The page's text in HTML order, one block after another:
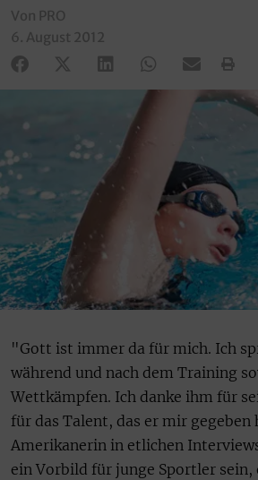
Von PRO
6. August 2012
"Gott ist immer da für mich. Ich
während und nach dem Training
Wettkämpfen. Ich danke ihm für
für das Talent, das er mir
Amerikanerin in etlichen
ein Vorbild für junge Sportler sein,